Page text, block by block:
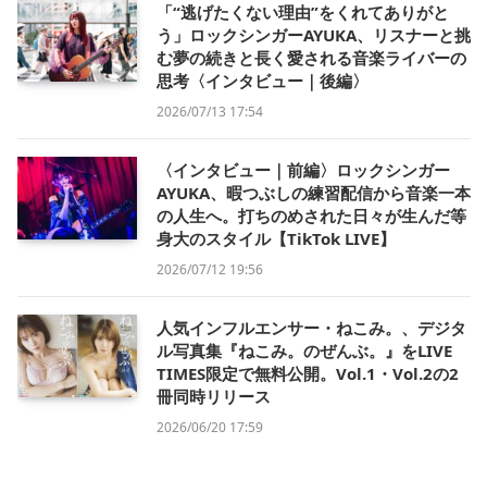
「“逃げたくない理由”をくれてありがと
う」ロックシンガーAYUKA、リスナーと挑
む夢の続きと長く愛される音楽ライバーの
思考〈インタビュー｜後編〉
2026/07/13 17:54
〈インタビュー｜前編〉ロックシンガー
AYUKA、暇つぶしの練習配信から音楽一本
の人生へ。打ちのめされた日々が生んだ等
身大のスタイル【TikTok LIVE】
2026/07/12 19:56
人気インフルエンサー・ねこみ。、デジタ
ル写真集『ねこみ。のぜんぶ。』をLIVE
TIMES限定で無料公開。Vol.1・Vol.2の2
冊同時リリース
2026/06/20 17:59